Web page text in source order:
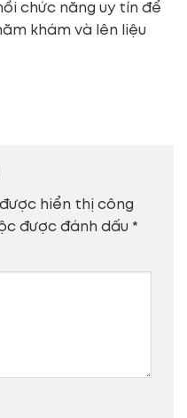
chức năng uy tín để
khám và lên liệu
hiển thị công
được đánh dấu *